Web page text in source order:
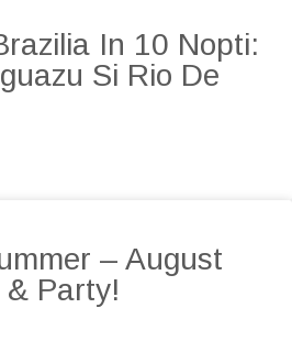
In 10 Nopti:
Si Rio De
– August
Party!